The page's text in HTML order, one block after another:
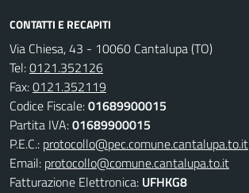
CONTATTI E RECAPITI
Via Chiesa, 43 - 10060 Cantalupa (TO)
Tel:0121.352126
Fax:0121.352119
Codice Fiscale:01689900015
Partita IVA:01689900015
P.E.C.: protocollo@pec.comune.cantalupa.to.it
Email: protocollo@comune.cantalupa.to.it
Fatturazione Elettronica: UFHKG8